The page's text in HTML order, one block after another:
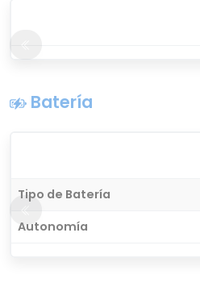
Batería
Tipo de Batería
Autonomía